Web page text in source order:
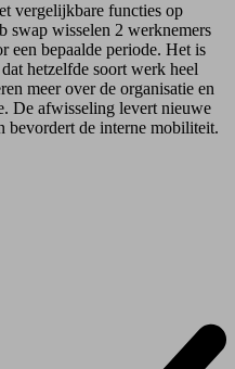
vergelijkbare functies op
swap wisselen 2 werknemers
een bepaalde periode. Het is
hetzelfde soort werk heel
meer over de organisatie en
De afwisseling levert nieuwe
de interne mobiliteit.